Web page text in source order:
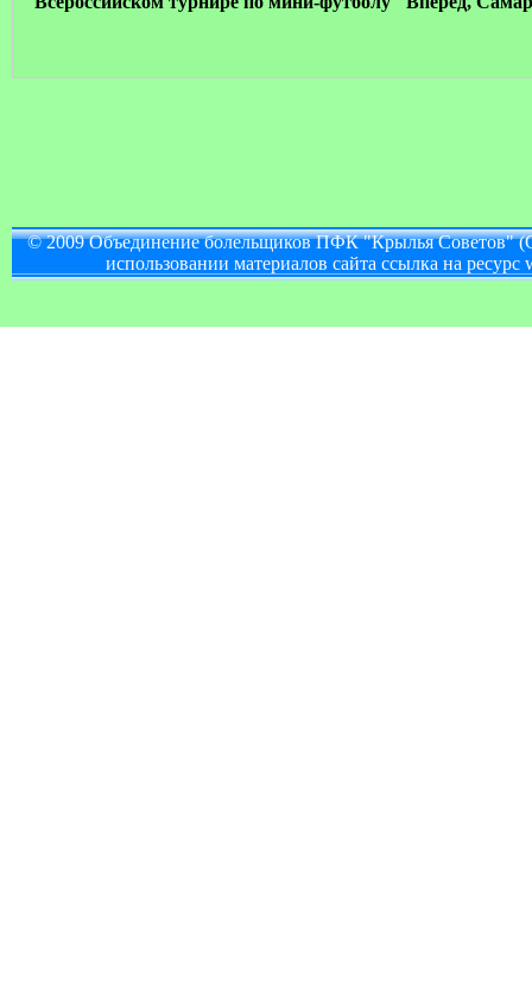
© 2009 Объединение болельщиков ПФК "Крылья
использовании материалов сайта ссылка на ресурс